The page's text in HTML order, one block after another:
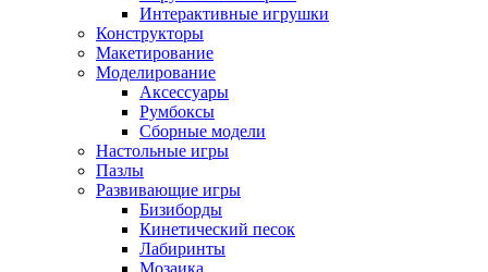
Интерактивные игрушки
Конструкторы
Макетирование
Моделирование
Аксессуары
Румбоксы
Сборные модели
Настольные игры
Пазлы
Развивающие игры
Бизиборды
Кинетический песок
Лабиринты
Мозаика